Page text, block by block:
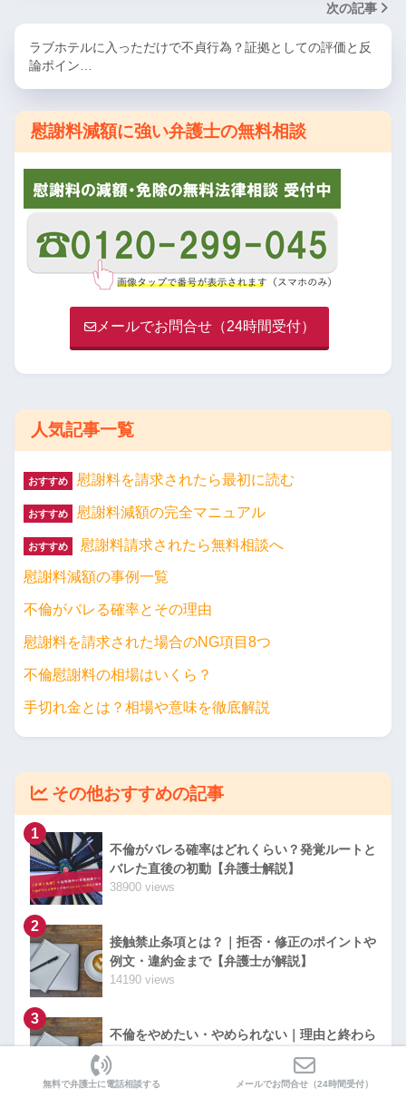
次の記事
ラブホテルに入っただけで不貞行為？証拠としての評価と反
論ポイン…
慰謝料減額に強い弁護士の無料相談
メールでお問合せ（24時間受付）
人気記事一覧
おすすめ 慰謝料を請求されたら最初に読む
おすすめ 慰謝料減額の完全マニュアル
おすすめ 慰謝料請求されたら無料相談へ
慰謝料減額の事例一覧
不倫がバレる確率とその理由
慰謝料を請求された場合のNG項目8つ
不倫慰謝料の相場はいくら？
手切れ金とは？相場や意味を徹底解説
その他おすすめの記事
1
不倫がバレる確率はどれくらい？発覚ルートと
バレた直後の初動【弁護士解説】
38900 views
2
接触禁止条項とは？｜拒否・修正のポイントや
例文・違約金まで【弁護士が解説】
14190 views
3
不倫をやめたい・やめられない｜理由と終わら
13163 views
無料で弁護士に電話相談する メールでお問合せ（24時間受付）